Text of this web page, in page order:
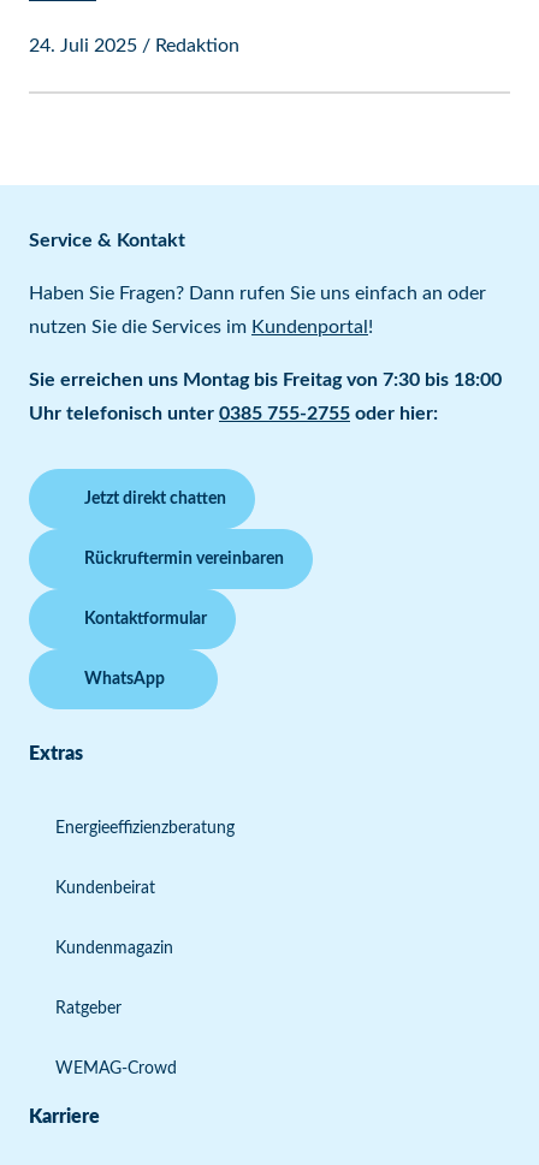
24. Juli 2025 / Redaktion
Service & Kontakt
Haben Sie Fragen? Dann rufen Sie uns einfach an oder
nutzen Sie die Services im Kundenportal !
Sie erreichen uns Montag bis Freitag von 7:30 bis 18:00
Uhr telefonisch unter 0385 755-2755 oder hier:
Jetzt direkt chatten
Rückruftermin vereinbaren
Kontaktformular
WhatsApp
Extras
Energieeffizienzberatung
Kundenbeirat
Kundenmagazin
Ratgeber
WEMAG-Crowd
Karriere